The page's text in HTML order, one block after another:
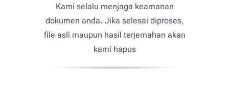
Kami selalu menjaga keamanan
dokumen anda. Jika selesai diproses,
file asli maupun hasil terjemahan akan
kami hapus